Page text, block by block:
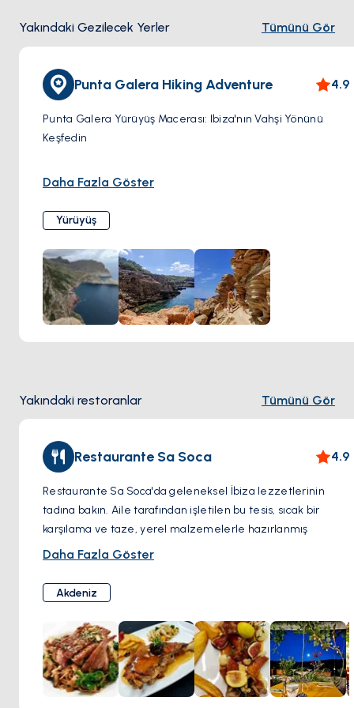
Yakındaki Gezilecek Yerler Tümünü Gör
Punta Galera Hiking Adventure 4.9
Punta Galera Yürüyüş Macerası: Ibiza'nın Vahşi Yönünü
Keşfedin
İbiza'nın vahşi güzelliğini Punta Galera'ya yapacağınız bir
kayalık oluşumlar ve etkileyici kıyı manzaralarıyla, adanın
ünlü plajlarına benzemeyen bir manzara sizi bekliyor.
Rotadan Sapmayın
Kumlu kıyıları geride bırakın ve Punta Galera'nın kayalık
patikalarına doğru yola çıkın. Kıyı boyunca yürüyerek, her
virajda nefes kesen manzaraların keyfini çıkarın. Arazi
Macera Ruhu
Fener'e doğru yapılacak yürüyüş unutulmaz manzaralar
yolunun her zaman iyi işaretlenmediğini unutmayın, bu da
yolculuğunuza keşif unsuru katıyor.
Daha Fazla Göster
Yürüyüş
Yakındaki restoranlar Tümünü Gör
Restaurante Sa Soca 4.9
Restaurante Sa Soca'da geleneksel İbiza lezzetlerinin
tadına bakın. Aile tarafından işletilen bu tesis, sıcak bir
karşılama ve taze, yerel malzemelerle hazırlanmış
yemekler sunmaktadır. Klasik tapaslar, doyurucu pirinç
menüde adanın mutfak mirasını keşfedin.
Sa Soca, İbiza'nın dost canlısı ruhunu temsil ediyor. Rahat
yemek salonunda kendinizi evinizde hissedin veya açık
terasta dinlenin. Özenli personelin menü konusunda size
rehberlik etmesine izin verin ve onları yerel bir favori
haline getiren gerçek konukseverliği deneyimleyin.
Daha Fazla Göster
Akdeniz